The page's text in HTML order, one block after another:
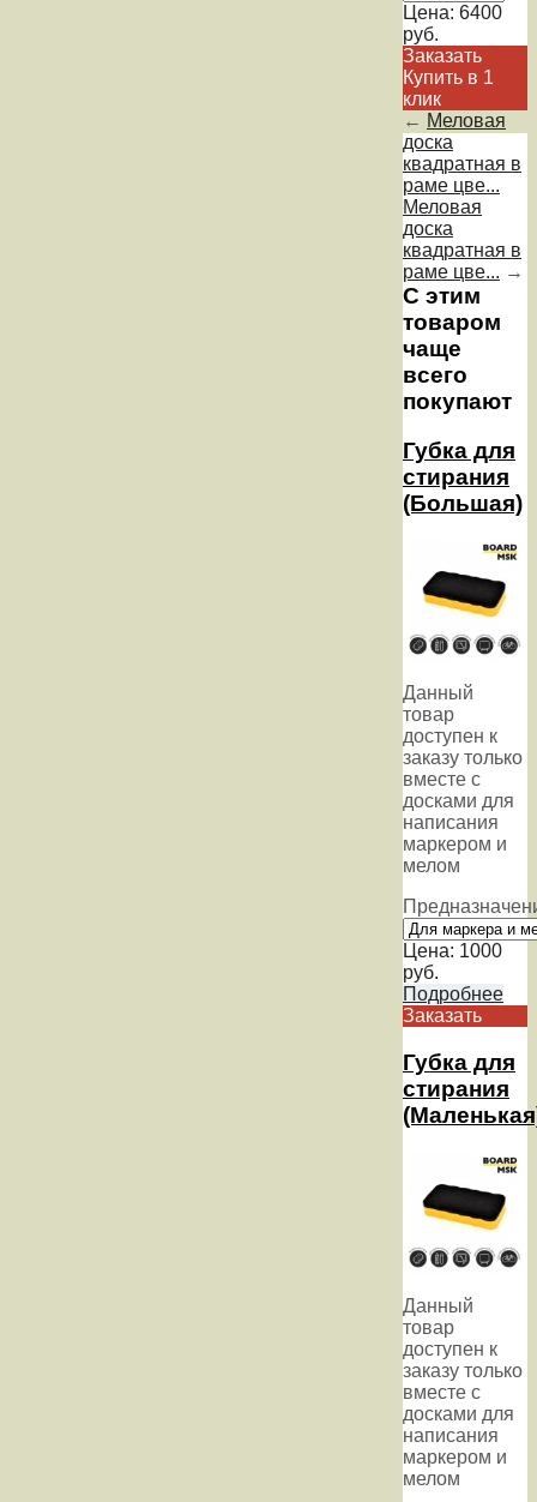
Цена: 6400
руб.
Заказать
Купить в 1
клик
← Меловая
доска
квадратная в
раме цве...
Меловая
доска
квадратная в
раме цве... →
С этим
товаром
чаще
всего
покупают
Губка для
стирания
(Большая)
Данный
товар
доступен к
заказу только
вместе с
досками для
написания
маркером и
мелом
Цена: 1000
руб.
Подробнее
Заказать
Губка для
стирания
Данный
товар
доступен к
заказу только
вместе с
досками для
написания
маркером и
мелом